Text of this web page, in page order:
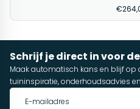
Schrijf je direct in voor
Maak automatisch kans en blijf op
tuininspiratie, onderhoudsadvies